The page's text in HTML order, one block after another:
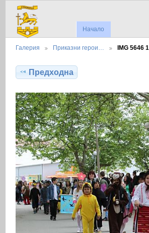
Начало
Галерия Приказни герои… IMG 5646 1
Предходна